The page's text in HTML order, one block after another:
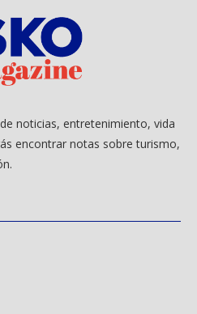
noticias, entretenimiento, vida
encontrar notas sobre turismo,